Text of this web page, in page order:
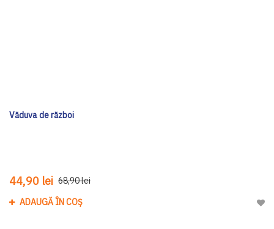
Văduva de război
44,90 lei 68,90 lei
ADAUGĂ ÎN COȘ